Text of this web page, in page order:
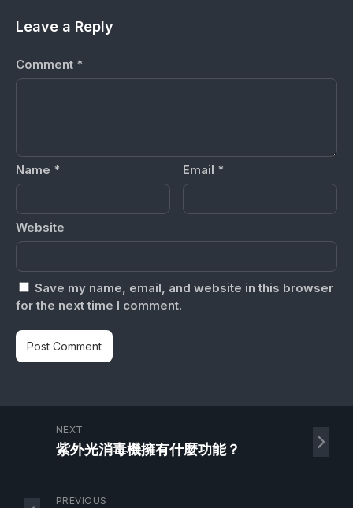
Leave a Reply
Comment *
Name * Email *
Website
Save my name, email, and website in this browser
for the next time I comment.
NEXT
紫外光消毒機擁有什麼功能？
PREVIOUS